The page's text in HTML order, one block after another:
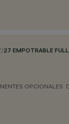
/27 EMPOTRABLE
OPCIONALES